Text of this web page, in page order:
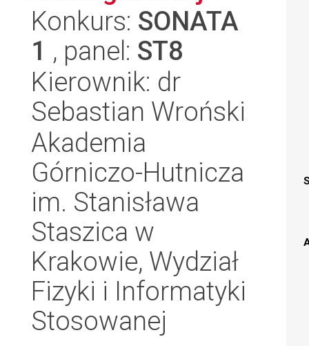
Konkurs: SONATA
1 , panel: ST8
Kierownik: dr
Sebastian Wroński
Akademia
Górniczo-Hutnicza
im. Stanisława
Staszica w
Krakowie, Wydział
Fizyki i Informatyki
Stosowanej